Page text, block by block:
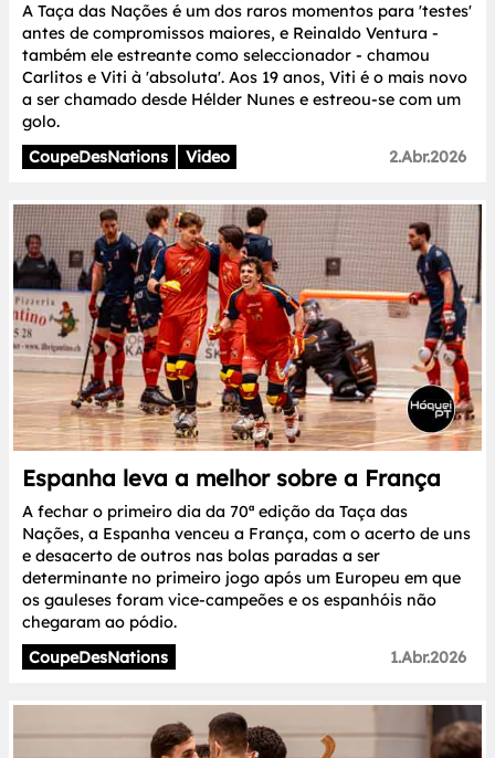
A Taça das Nações é um dos raros momentos para 'testes'
antes de compromissos maiores, e Reinaldo Ventura -
também ele estreante como seleccionador - chamou
Carlitos e Viti à 'absoluta'. Aos 19 anos, Viti é o mais novo
a ser chamado desde Hélder Nunes e estreou-se com um
golo.
CoupeDesNations
Video 2.Abr.2026
Espanha leva a melhor sobre a França
A fechar o primeiro dia da 70ª edição da Taça das
Nações, a Espanha venceu a França, com o acerto de uns
e desacerto de outros nas bolas paradas a ser
determinante no primeiro jogo após um Europeu em que
os gauleses foram vice-campeões e os espanhóis não
chegaram ao pódio.
CoupeDesNations
1.Abr.2026